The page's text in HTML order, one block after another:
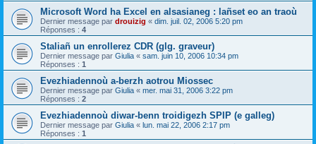
Microsoft Word ha Excel en alsasianeg : lañset eo an traoù
Dernier message par drouizig « dim. juil. 02, 2006 5:20 pm
Réponses : 4
Staliañ un enrollerez CDR (glg. graveur)
Dernier message par Giulia « sam. juin 10, 2006 10:34 pm
Réponses : 1
Evezhiadennoù a-berzh aotrou Miossec
Dernier message par Giulia « mer. mai 31, 2006 3:22 pm
Réponses : 2
Evezhiadennoù diwar-benn troidigezh SPIP (e galleg)
Dernier message par Giulia « lun. mai 22, 2006 2:17 pm
Réponses : 1